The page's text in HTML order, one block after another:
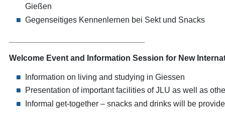
Reception
International
Gießen
Gegenseitiges Kennenlernen bei Sekt und Snacks
WelcomeEvent and Information Session forNew
Information on living and studying in Giessen
Presentation of important facilities ofJLU as well as
Informal get-together– snacks and drinkswill be